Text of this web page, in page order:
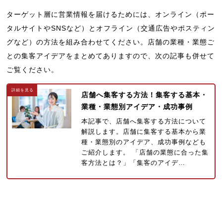
ターゲット層に営業情報を届けるためには、オンライン（ポー
タルサイトやSNSなど）とオフライン（交通広告やポスティン
グなど）の方法を組み合わせてください。店舗の業種・業態ご
との集客アイデアをまとめてありますので、次の記事も併せて
ご覧ください。
店舗へ集客する方法！集客する基本・
業種・業態別アイデア・成功事例
本記事で、店舗へ集客する方法について
解説します。店舗に集客する基本から業
種・業態別のアイデア、成功事例なども
ご紹介します。 「店舗の業態に合った集
客方法とは？」「集客のアイデ…